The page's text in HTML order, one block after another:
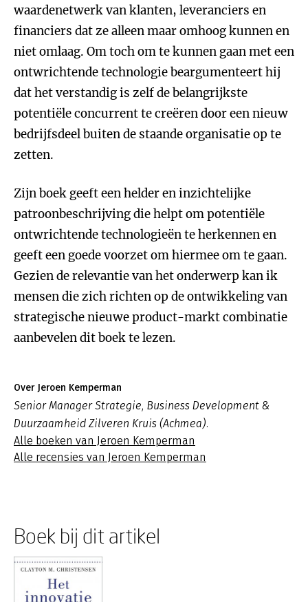
waardenetwerk van klanten, leveranciers en
financiers dat ze alleen maar omhoog kunnen en
niet omlaag. Om toch om te kunnen gaan met een
ontwrichtende technologie beargumenteert hij
dat het verstandig is zelf de belangrijkste
potentiële concurrent te creëren door een nieuw
bedrijfsdeel buiten de staande organisatie op te
zetten.
Zijn boek geeft een helder en inzichtelijke
patroonbeschrijving die helpt om potentiële
ontwrichtende technologieën te herkennen en
geeft een goede voorzet om hiermee om te gaan.
Gezien de relevantie van het onderwerp kan ik
mensen die zich richten op de ontwikkeling van
strategische nieuwe product-markt combinatie
aanbevelen dit boek te lezen.
Over Jeroen Kemperman
Senior Manager Strategie, Business Development &
Duurzaamheid Zilveren Kruis (Achmea).
Alle boeken van Jeroen Kemperman
Alle recensies van Jeroen Kemperman
Boek bij dit artikel